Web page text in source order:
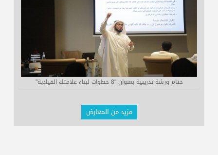
ختام ورشة تدريبية بعنوان "8 خطوات لبناء علامتك القيادية"
مزيد من المعارض